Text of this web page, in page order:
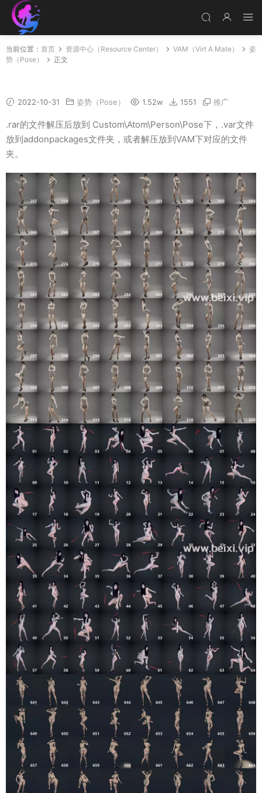
当前位置： 首页 资源中心（Resource Center） VAM（Virt A Mate）
姿
势（Pose）
正文
2022-10-31 姿势（Pose） 1.52w 1551 推广
.rar的文件解压后放到 Custom\Atom\Person\Pose下，.var文件
放到addonpackages文件夹，或者解压放到VAM下对应的文件
夹。